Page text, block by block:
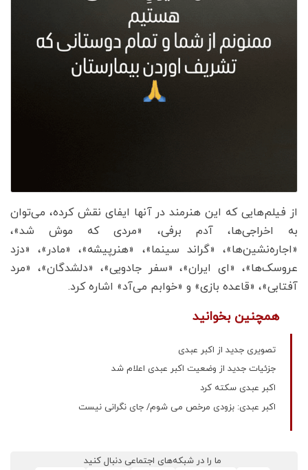
از فیلم‌هایی که این هنرمند در آنها ایفای نقش کرده، می‌توان
به اخراجی‌ها، آدم برفی، «مردی که موش شد»،
«اجاره‌نشین‌ها»، «گراند سینما»، «هنرپیشه»، «مادر»، «دزد
عروسک‌ها»، «ای ایران»، «سفر جادویی»، «دلشدگان»، «مرد
آفتابی»، «قاعده بازی» و «خوابم می‌آد» اشاره کرد.
همچنین بخوانید
تصویری جدید از اکبر عبدی
جزئیات جدید از وضعیت اکبر عبدی اعلام شد
اکبر عبدی سکته کرد
اکبر عبدی: بزودی مرخص می شوم/ جای نگرانی نیست
ما را در شبکه‌های اجتماعی دنبال کنید